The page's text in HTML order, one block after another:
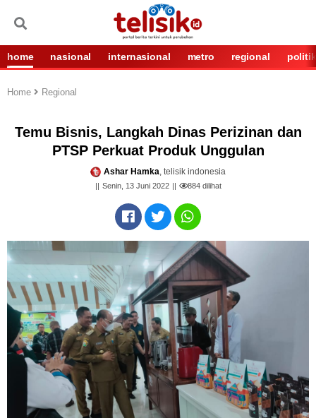
home nasional internasional metro regional politik
Home Regional
Temu Bisnis, Langkah Dinas Perizinan dan
PTSP Perkuat Produk Unggulan
Ashar Hamka, telisik indonesia
Senin, 13 Juni 2022 884dilihat